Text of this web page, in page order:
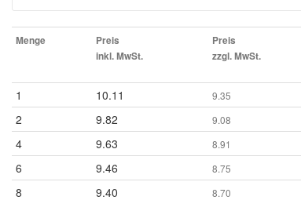
Menge
Preis
inkl. MwSt.
Preis
zzgl. MwSt.
1 10.11 9.35
2 9.82 9.08
4 9.63 8.91
6 9.46 8.75
8 9.40 8.70